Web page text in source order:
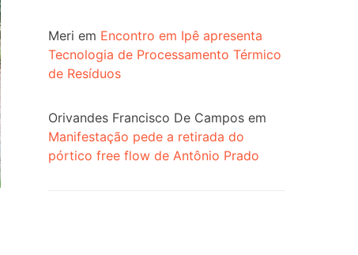
Meri em Encontro em Ipê apresenta
Tecnologia de Processamento Térmico
de Resíduos
Orivandes Francisco De Campos em
Manifestação pede a retirada do
pórtico free flow de Antônio Prado